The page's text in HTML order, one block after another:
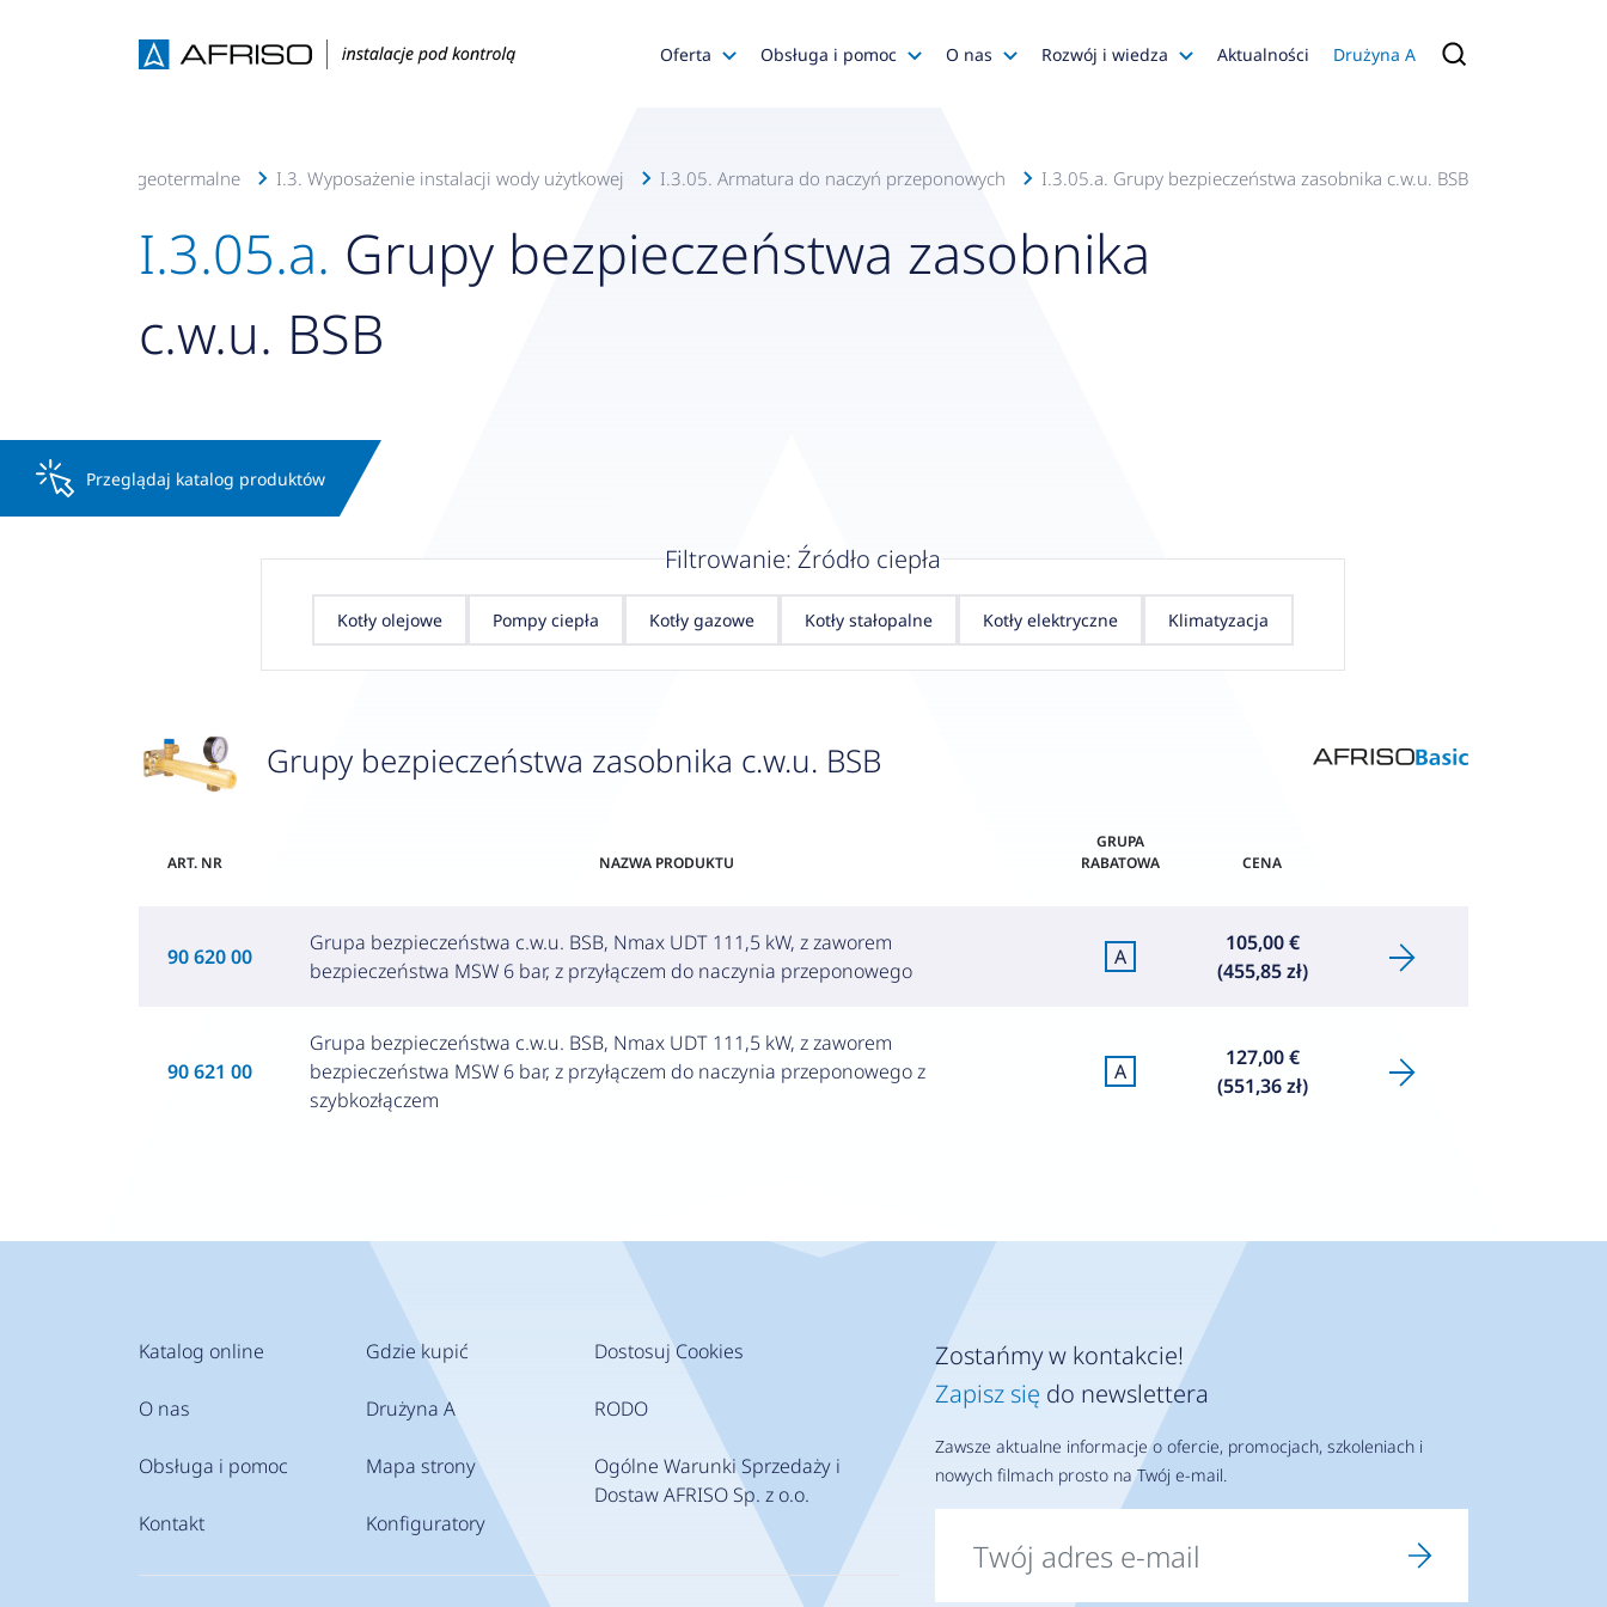
Oferta
Katalog SALUS Controls
Wyprzedaże
Obsługa i pomoc
Obsługa zamówień
Wsparcie techniczne
O nas
Kariera
Rozwój i wiedza
Konfiguratory
Aktualności Drużyna A
c.w.u, solarne, geotermalne I.3. Wyposażenie instalacji wody użytkowej I.3.05. Armatura do naczyń przeponowych I.3.05.a. Grupy bezpieczeństwa zasobnika c.w.u. BSB
I.3.05.a. Grupy bezpieczeństwa zasobnika
c.w.u. BSB
Przeglądaj katalog produktów
Filtrowanie: Źródło ciepła
Kotły olejowe Pompy ciepła Kotły gazowe Kotły stałopalne Kotły elektryczne Klimatyzacja
Grupy bezpieczeństwa zasobnika c.w.u. BSB
ART. NR NAZWA PRODUKTU
GRUPA
RABATOWA
CENA
90 620 00
Grupa bezpieczeństwa c.w.u. BSB, Nmax UDT 111,5 kW, z zaworem
bezpieczeństwa MSW 6 bar, z przyłączem do naczynia przeponowego
A
105,00 €
(455,85 zł)
90 621 00
Grupa bezpieczeństwa c.w.u. BSB, Nmax UDT 111,5 kW, z zaworem
bezpieczeństwa MSW 6 bar, z przyłączem do naczynia przeponowego z
szybkozłączem
A
127,00 €
(551,36 zł)
Katalog online
O nas
Obsługa i pomoc
Kontakt
Gdzie kupić
Drużyna A
Mapa strony
Konfiguratory
Dostosuj Cookies
RODO
Ogólne Warunki Sprzedaży i
Dostaw AFRISO Sp. z o.o.
Zostańmy w kontakcie!
Zapisz się do newslettera
Zawsze aktualne informacje o ofercie, promocjach, szkoleniach i
nowych filmach prosto na Twój e-mail.